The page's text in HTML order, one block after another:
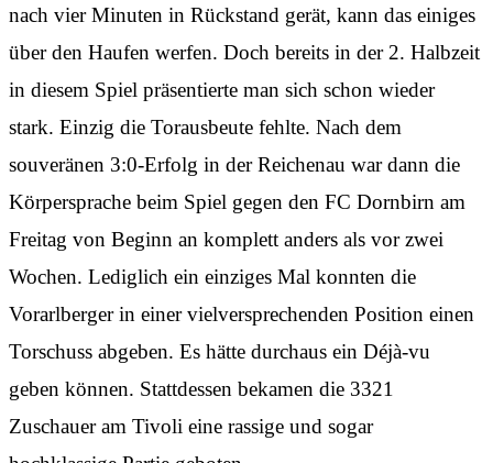
nach vier Minuten in Rückstand gerät, kann das einiges
über den Haufen werfen. Doch bereits in der 2. Halbzeit
in diesem Spiel präsentierte man sich schon wieder
stark. Einzig die Torausbeute fehlte. Nach dem
souveränen 3:0-Erfolg in der Reichenau war dann die
Körpersprache beim Spiel gegen den FC Dornbirn am
Freitag von Beginn an komplett anders als vor zwei
Wochen. Lediglich ein einziges Mal konnten die
Vorarlberger in einer vielversprechenden Position einen
Torschuss abgeben. Es hätte durchaus ein Déjà-vu
geben können. Stattdessen bekamen die 3321
Zuschauer am Tivoli eine rassige und sogar